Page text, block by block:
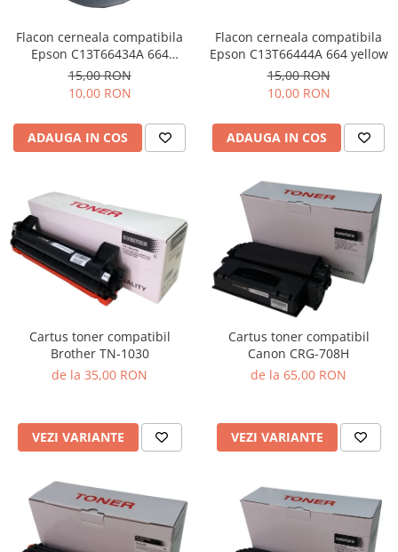
Flacon cerneala compatibila
Epson C13T66434A 664
magenta
15,00 RON
10,00 RON
ADAUGA IN COS
Flacon cerneala compatibila
Epson C13T66444A 664 yellow
15,00 RON
10,00 RON
ADAUGA IN COS
Cartus toner compatibil
Brother TN-1030
de la 35,00 RON
VEZI VARIANTE
Cartus toner compatibil
Canon CRG-708H
de la 65,00 RON
VEZI VARIANTE